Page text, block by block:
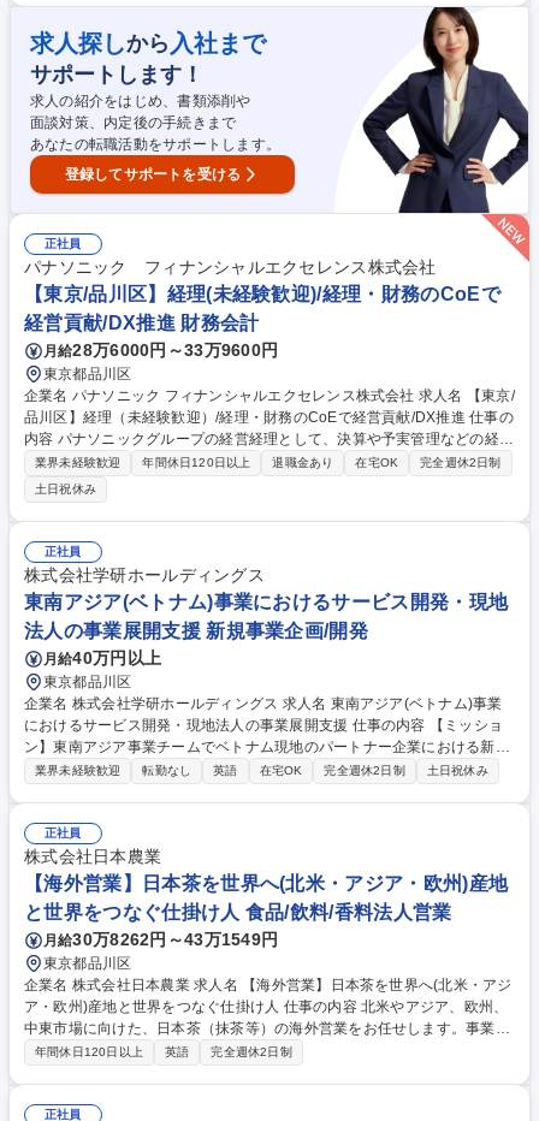
新、在庫管理） ・施策実行（キャンペーン設定、バナー更新、メルマガ配
信） ・受注・物流管理（倉庫や配送業者との連携） ・サポート業務（お
客様対応、売上レポート作成） ・ページ改修（HTML/CSSやShopify等を
活用した更新作業） 募集職種 【EC部門担当】健康食品・スキンケア製品
メーカー/リモート・在宅可
求人探しから 入社まで
サポートします！
求人の紹介をはじめ、書類添削や
面談対策、内定後の手続きまで
あなたの転職活動をサポートします。
登録してサポートを受ける
正社員
パナソニック フィナンシャルエクセレンス株式会社
【東京/品川区】経理(未経験歓迎)/経理・財務のCoEで
経営貢献/DX推進 財務会計
月給28万6000円～33万9600円
東京都品川区
企業名 パナソニック フィナンシャルエクセレンス株式会社 求人名 【東京/
品川区】経理（未経験歓迎）/経理・財務のCoEで経営貢献/DX推進 仕事の
内容 パナソニックグループの経営経理として、決算や予実管理などの経理
業務から、ＤＸ・ＡＩを活用した業務プロセス改善、経営管理の支援まで
幅広く担当。 ・経理・会計業務（決算、工場会計、予実・資金管理等）
・業務プロセス改善（ＤＸ・ＡＩ活用の業務効率化） ・事業戦略支援（目
標策定の基礎業務等） ・内部統制、経営分析、経営管理など 専門性を高
めながら、業務改善や周囲との連携においてリーダーシップを発揮し、将
来的にはチームを牽引する役割を担っていただきます。 募集職種 【東京/
品川区】経理（未経験歓迎）/経理・財務のCoEで経営貢献/DX推進
業界未経験歓迎 年間休日120日以上 退職金あり 在宅OK
完全週休2日制
土日祝休み
正社員
株式会社学研ホールディングス
東南アジア(ベトナム)事業におけるサービス開発・現地
法人の事業展開支援 新規事業企画/開発
月給40万円以上
東京都品川区
企業名 株式会社学研ホールディングス 求人名 東南アジア(ベトナム)事業
におけるサービス開発・現地法人の事業展開支援 仕事の内容 【ミッショ
ン】東南アジア事業チームでベトナム現地のパートナー企業における新規
事業創出や日本市場進出を支援すること等を通じてパートナー企業のバリ
を推進【詳細】1：パートナー企業の戦略と事業領域、ベトナム市場を理
解し、事業拡充に必要なコンテンツを検討、調達 2：調達したコンテンツ
についてビジネスモデルの仮説を立案し、パイロット事業を通して仮説検
証する 3.：パートナー企業に対して、コンテンツの営業戦略・施策立案の
サポートを行う4. 一連の作業工程を見える化,フロー構築 募集職種 東南ア
ジア(ベトナム)事業におけるサービス開発・現地法人の事業展開支援
業界未経験歓迎 転勤なし 英語 在宅OK 完全週休2日制 土日祝休み
正社員
株式会社日本農業
【海外営業】日本茶を世界へ(北米・アジア・欧州)産地
と世界をつなぐ仕掛け人 食品/飲料/香料法人営業
月給30万8262円～43万1549円
東京都品川区
企業名 株式会社日本農業 求人名 【海外営業】日本茶を世界へ(北米・アジ
ア・欧州)産地と世界をつなぐ仕掛け人 仕事の内容 北米やアジア、欧州、
中東市場に向けた、日本茶（抹茶等）の海外営業をお任せします。事業責
任者と密に連携し、新規市場の開拓から既存顧客（スペシャリティカフェ
す。2024年立ち上げの本事業は順調に拡大中。■新規開拓：アジア,中東,
年間休日120日以上 英語 完全週休2日制
正社員